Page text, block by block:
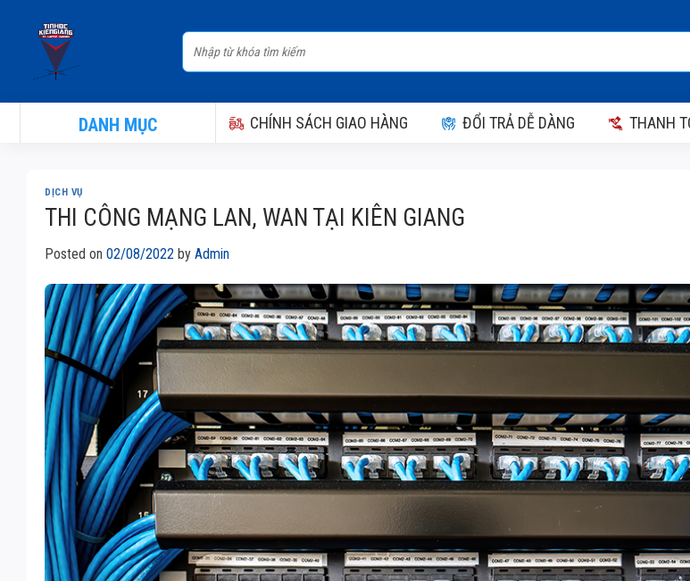
Tìm
kiếm:
DANH MỤC CHÍNH SÁCH GIAO HÀNG ĐỔI TRẢ DỄ DÀNG THANH
DỊCH VỤ
THI CÔNG MẠNG LAN, WAN TẠI KIÊN GIANG
Posted on 02/08/2022 by Admin